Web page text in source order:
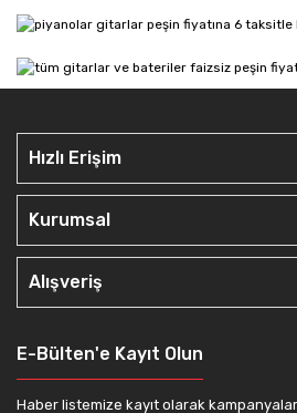
Hızlı Erişim
Kurumsal
Alışveriş
E-Bülten'e Kayıt Olun
Haber listemize kayıt olarak